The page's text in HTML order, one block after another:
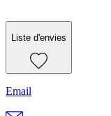
Liste d'envies
Email